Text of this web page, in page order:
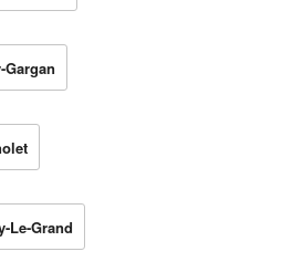
Gargan
Le-Grand